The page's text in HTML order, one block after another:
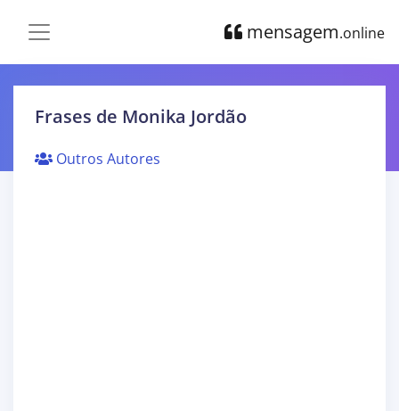
mensagem.online
Frases de Monika Jordão
Outros Autores